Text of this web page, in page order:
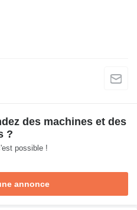
des machines et des
?
possible !
annonce